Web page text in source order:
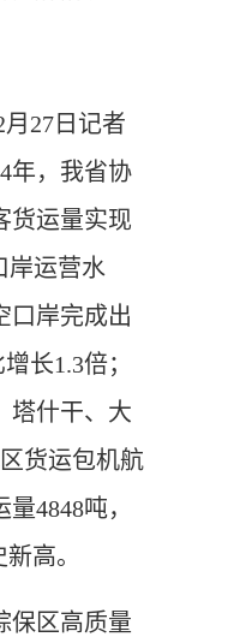
27日记者
年，我省协
货运量实现
岸运营水
口岸完成出
长1.3倍；
塔什干、大
货运包机航
4848吨，
高。
区高质量